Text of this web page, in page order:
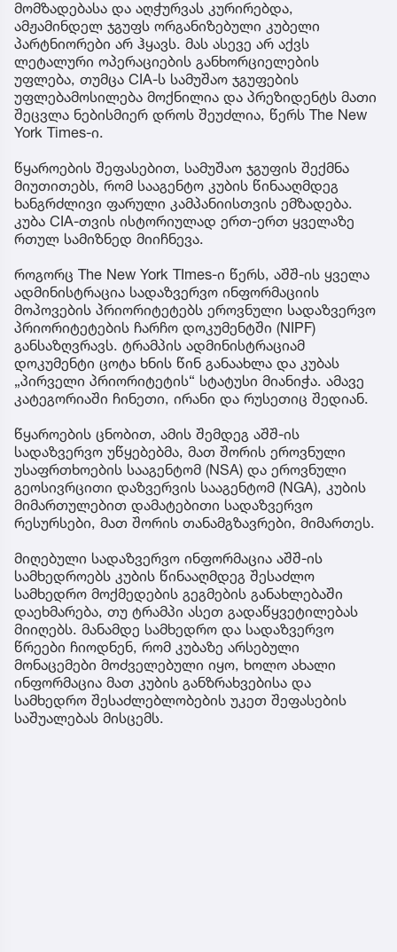
მომზადებასა და აღჭურვას კურირებდა,
ამჟამინდელ ჯგუფს ორგანიზებული კუბელი
პარტნიორები არ ჰყავს. მას ასევე არ აქვს
ლეტალური ოპერაციების განხორციელების
უფლება, თუმცა CIA-ს სამუშაო ჯგუფების
უფლებამოსილება მოქნილია და პრეზიდენტს მათი
შეცვლა ნებისმიერ დროს შეუძლია, წერს The New
York Times-ი.
წყაროების შეფასებით, სამუშაო ჯგუფის შექმნა
მიუთითებს, რომ სააგენტო კუბის წინააღმდეგ
ხანგრძლივი ფარული კამპანიისთვის ემზადება.
კუბა CIA-თვის ისტორიულად ერთ-ერთ ყველაზე
რთულ სამიზნედ მიიჩნევა.
როგორც The New York TImes-ი წერს, აშშ-ის ყველა
ადმინისტრაცია სადაზვერვო ინფორმაციის
მოპოვების პრიორიტეტებს ეროვნული სადაზვერვო
პრიორიტეტების ჩარჩო დოკუმენტში (NIPF)
განსაზღვრავს. ტრამპის ადმინისტრაციამ
დოკუმენტი ცოტა ხნის წინ განაახლა და კუბას
„პირველი პრიორიტეტის“ სტატუსი მიანიჭა. ამავე
კატეგორიაში ჩინეთი, ირანი და რუსეთიც შედიან.
წყაროების ცნობით, ამის შემდეგ აშშ-ის
სადაზვერვო უწყებებმა, მათ შორის ეროვნული
უსაფრთხოების სააგენტომ (NSA) და ეროვნული
გეოსივრცითი დაზვერვის სააგენტომ (NGA), კუბის
მიმართულებით დამატებითი სადაზვერვო
რესურსები, მათ შორის თანამგზავრები, მიმართეს.
მიღებული სადაზვერვო ინფორმაცია აშშ-ის
სამხედროებს კუბის წინააღმდეგ შესაძლო
სამხედრო მოქმედების გეგმების განახლებაში
დაეხმარება, თუ ტრამპი ასეთ გადაწყვეტილებას
მიიღებს. მანამდე სამხედრო და სადაზვერვო
წრეები ჩიოდნენ, რომ კუბაზე არსებული
მონაცემები მოძველებული იყო, ხოლო ახალი
ინფორმაცია მათ კუბის განზრახვებისა და
სამხედრო შესაძლებლობების უკეთ შეფასების
საშუალებას მისცემს.